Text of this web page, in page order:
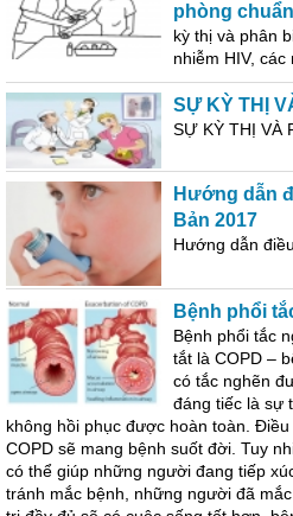
phòng chuẩn
kỳ thị và phân
nhiễm HIV,
SỰ KỲ THỊ
SỰ KỲ THỊ VÀ
Hướng dẫn
Bản 2017
Hướng dẫn
Bệnh phổi
Bệnh phổi tắc
tắt là COPD –
có tắc nghẽn
đáng tiếc là sự
không hồi phục được hoàn toàn.
COPD sẽ mang bệnh suốt đời. Tuy
có thể giúp những người đang tiếp
tránh mắc bệnh, những người đã